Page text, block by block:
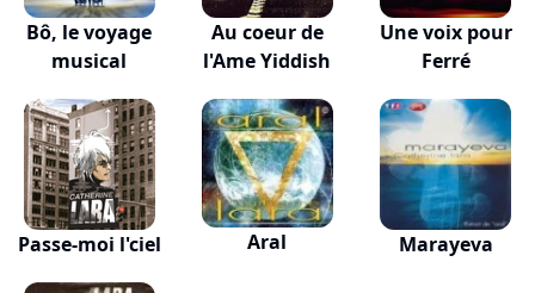
Bô, le voyage
musical
Au coeur de
l'Ame Yiddish
Une voix pour
Ferré
Passe-moi l'ciel Aral Marayeva